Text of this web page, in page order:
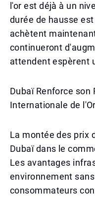
l'or est déjà à un
durée de hausse
achètent
continueront
attendent espèrent
Dubaï Renforce son
Internationale de l'Or
La montée des prix
Dubaï dans le
Les avantages
environnement
consommateurs